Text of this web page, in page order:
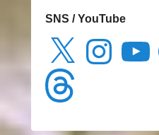
SNS / YouTube
Instagram
Threads